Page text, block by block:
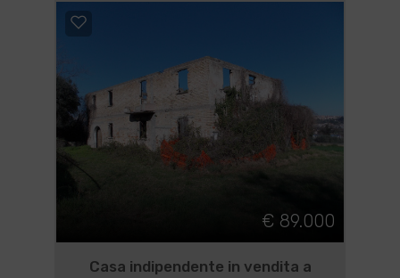
€ 89.000
Casa indipendente in vendita a